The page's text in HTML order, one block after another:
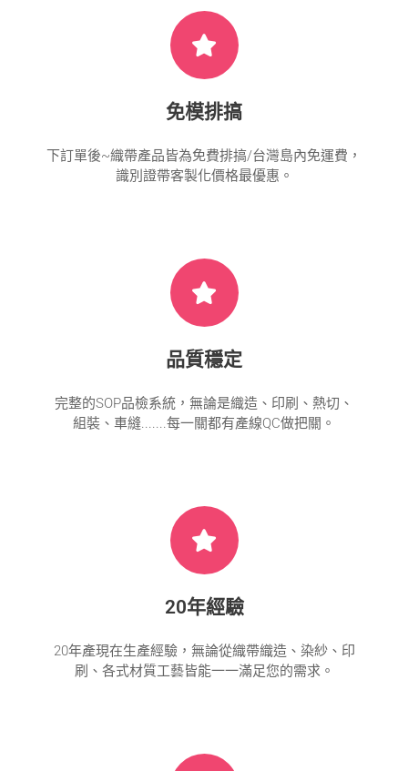
免模排搞
下訂單後~織帶產品皆為免費排搞/台灣島內免運費，
識別證帶客製化價格最優惠。
品質穩定
完整的SOP品檢系統，無論是織造、印刷、熱切、
組裝、車縫.......每一關都有產線QC做把關。
20年經驗
20年產現在生產經驗，無論從織帶織造、染紗、印
刷、各式材質工藝皆能一一滿足您的需求。